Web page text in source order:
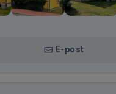
E-post